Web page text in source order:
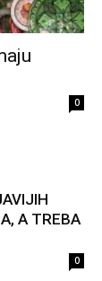
0
A TREBA
0